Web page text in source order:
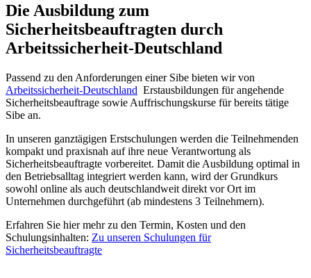
Die Ausbildung zum
Sicherheitsbeauftragten durch
Arbeitssicherheit-Deutschland
Passend zu den Anforderungen einer Sibe bieten wir von
Arbeitssicherheit-Deutschland Erstausbildungen für angehende
Sicherheitsbeauftrage sowie Auffrischungskurse für bereits tätige
Sibe an.
In unseren ganztägigen Erstschulungen werden die Teilnehmenden
kompakt und praxisnah auf ihre neue Verantwortung als
Sicherheitsbeauftragte vorbereitet. Damit die Ausbildung optimal in
den Betriebsalltag integriert werden kann, wird der Grundkurs
sowohl online als auch deutschlandweit direkt vor Ort im
Unternehmen durchgeführt (ab mindestens 3 Teilnehmern).
Erfahren Sie hier mehr zu den Termin, Kosten und den
Schulungsinhalten: Zu unseren Schulungen für
Sicherheitsbeauftragte